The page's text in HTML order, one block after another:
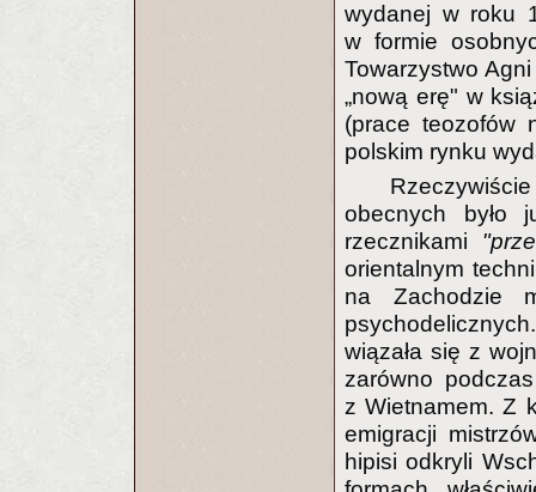
wydanej w roku
w formie
Towarzystwo
„nową erę" w
(prace teozofów
polskim rynku
obecnych było
rzecznikami
orientalnym
na Zachodzie
wiązała się z
zarówno
z Wietnamem. Z
emigracji
hipisi odkryli